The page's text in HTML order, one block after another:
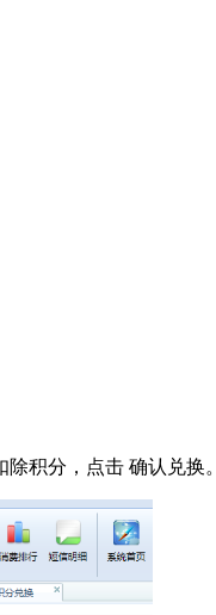
积分，点击 确认兑换。